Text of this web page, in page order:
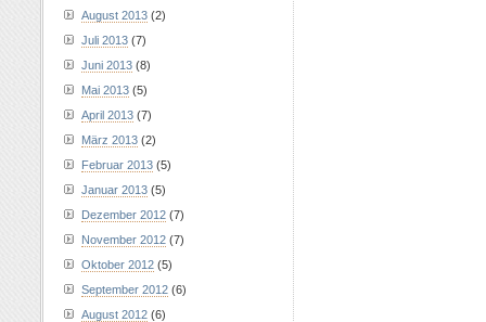
August 2013 (2)
Juli 2013 (7)
Juni 2013 (8)
Mai 2013 (5)
April 2013 (7)
März 2013 (2)
Februar 2013 (5)
Januar 2013 (5)
Dezember 2012 (7)
November 2012 (7)
Oktober 2012 (5)
September 2012 (6)
August 2012 (6)